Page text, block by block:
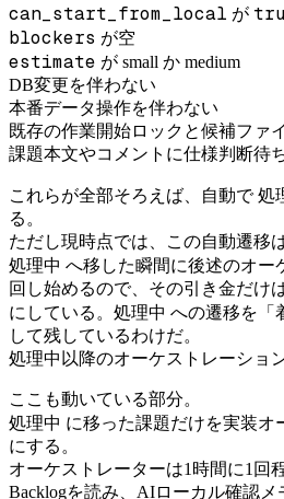
can_start_from_local が
blockers が空
estimate が small か medium
DB変更を伴わない
本番データ操作を伴わない
既存の作業開始ロックと候補ファ
課題本文やコメントに仕様判断待
これらが全部そろえば、自動で処
る。
ただし現時点では、この自動遷移
処理中 へ移した瞬間に後述のオー
回し始めるので、その引き金だけ
にしている。 処理中 への遷移を「
して残しているわけだ。
処理中以降のオーケストレーショ
ここも動いている部分。
処理中 に移った課題だけを実装オ
にする。
オーケストレーターは1時間に1回
Backlogを読み、AIローカル確認